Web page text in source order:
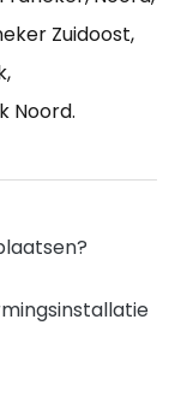
Zuidoost,
Noord.